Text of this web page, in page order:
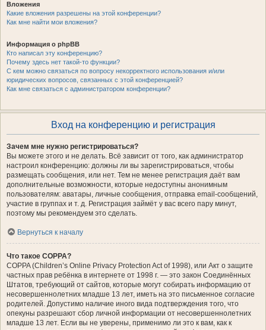
Вложения
Какие вложения разрешены на этой конференции?
Как мне найти мои вложения?
Информация о phpBB
Кто написал эту конференцию?
Почему здесь нет такой-то функции?
С кем можно связаться по вопросу некорректного использования и/или
юридических вопросов, связанных с этой конференцией?
Как мне связаться с администратором конференции?
Вход на конференцию и регистрация
Зачем мне нужно регистрироваться?
Вы можете этого и не делать. Всё зависит от того, как администратор
настроил конференцию: должны ли вы зарегистрироваться, чтобы
размещать сообщения, или нет. Тем не менее регистрация даёт вам
дополнительные возможности, которые недоступны анонимным
пользователям: аватары, личные сообщения, отправка email-сообщений,
участие в группах и т. д. Регистрация займёт у вас всего пару минут,
поэтому мы рекомендуем это сделать.
Вернуться к началу
Что такое COPPA?
COPPA (Children’s Online Privacy Protection Act of 1998), или Акт о защите
частных прав ребёнка в интернете от 1998 г. — это закон Соединённых
Штатов, требующий от сайтов, которые могут собирать информацию от
несовершеннолетних младше 13 лет, иметь на это письменное согласие
родителей. Допустимо наличие иного вида подтверждения того, что
опекуны разрешают сбор личной информации от несовершеннолетних
младше 13 лет. Если вы не уверены, применимо ли это к вам, как к